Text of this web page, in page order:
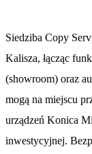
Siedziba Copy
Kalisza, łącząc
(showroom) oraz
mogą na miejscu
urządzeń Konica
inwestycyjnej.